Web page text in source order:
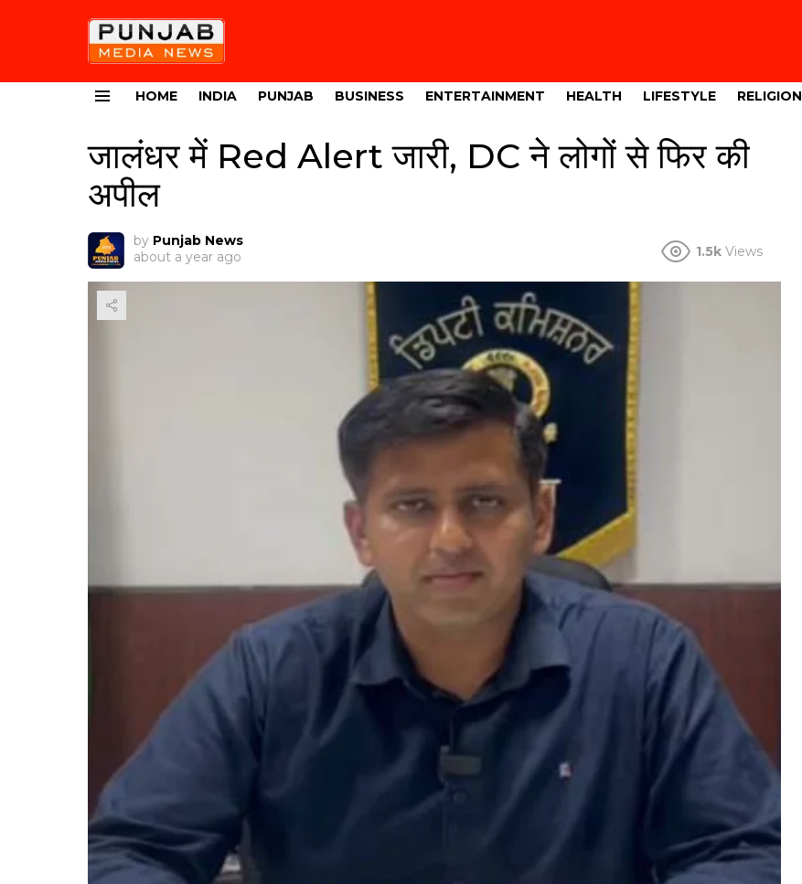
HOME INDIA PUNJAB BUSINESS ENTERTAINMENT HEALTH LIFESTYLE RELIGION
जालंधर में Red Alert जारी, DC ने लोगों से फिर की
अपील
by Punjab News
about a year ago
1.5k Views